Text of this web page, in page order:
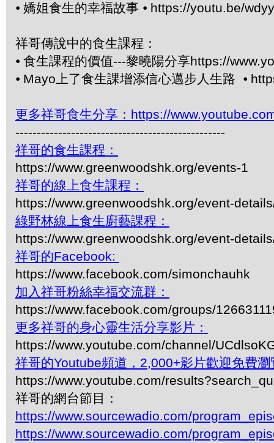
⦁ 嬌姐食生的幸福故事 ⦁ https://youtu.be/
祥哥傳說中的食生課程：
⦁ 食生課程的價值---黎曉陽分享https://
⦁ Mayo上了食生課增添信心邁步人生路 ⦁
更多祥哥食生分享：https://
-------------------------------------------------
祥哥的食生課程：
https://www.greenwoodshk.org/events-1
祥哥的線上食生課程：
https://www.greenwoodshk.org/event-
綠野林線上食生廚藝課程：
https://www.greenwoodshk.org/event-
祥哥的Facebook:
https://www.facebook.com/simonchauhk
加入祥哥粉絲幸福交流群：
https://www.facebook.com/groups/
更多祥哥的身心靈生活分享影片：
https://www.youtube.com/channel/
祥哥的Youtube頻道，2,000+影片歡迎免費瀏
https://www.youtube.com/
祥哥的網台節目：
https://www.sourcewadio.com/
https://www.sourcewadio.com/